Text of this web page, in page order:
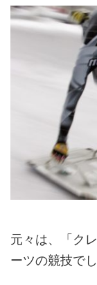
元々は、「ク
ーツの競技でし